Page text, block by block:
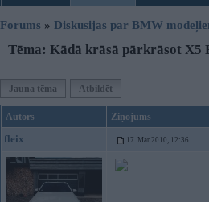
Forums » Diskusijas par BMW
Tēma: Kādā krāsā pārkrāsot X5
Jauna tēma Atbildēt
Autors Ziņojums
fleix 17. Mar 2010, 12:36